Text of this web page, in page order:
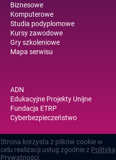
Biznesowe
Komputerowe
Studia podyplomowe
Kursy zawodowe
Gry szkoleniowe
Mapa serwisu
ADN
Edukacyjne Projekty Unijne
Fundacja ETRP
Cyberbezpieczeństwo
Strona korzysta z plików cookie w
celu realizacji usług zgodnie z Polityką
Prywatności.